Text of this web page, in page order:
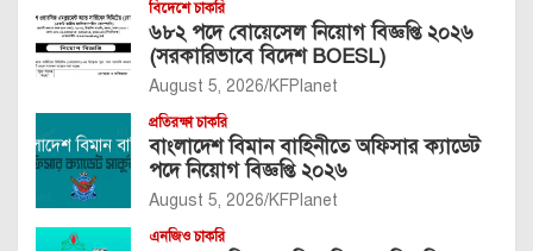
বিদেশে চাকরি
৬৮২ পদে বোয়েসেল নিয়োগ বিজ্ঞপ্তি ২০২৬
(সরকারিভাবে বিদেশ BOESL)
August 5, 2026 KFPlanet
প্রতিরক্ষা চাকরি
বাংলাদেশ বিমান বাহিনীতে অফিসার ক্যাডেট
পদে নিয়োগ বিজ্ঞপ্তি ২০২৬
August 5, 2026 KFPlanet
এনজিও চাকরি